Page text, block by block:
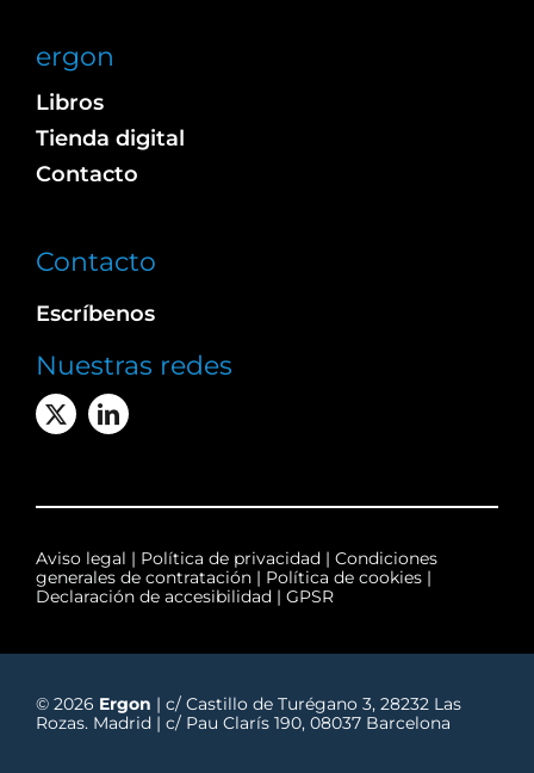
ergon
Libros
Tienda digital
Contacto
Contacto
Escríbenos
Nuestras redes
Aviso legal | Política de privacidad | Condiciones
generales de contratación| Política de cookies|
Declaración de accesibilidad| GPSR
© 2026 Ergon | c/ Castillo de Turégano 3, 28232 Las
Rozas. Madrid | c/ Pau Clarís 190, 08037 Barcelona